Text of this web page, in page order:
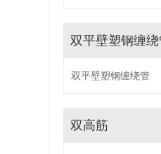
双平壁塑钢缠绕
双平壁塑钢缠绕管
双高筋